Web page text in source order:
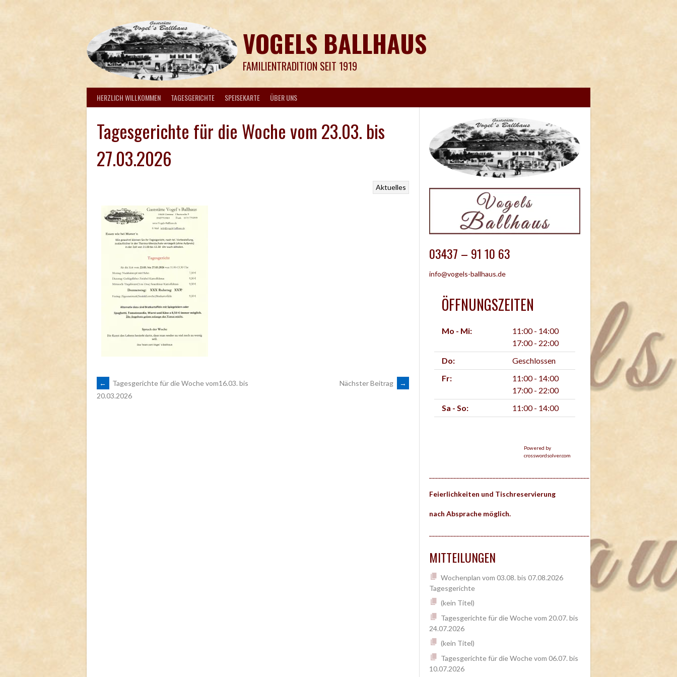
VOGELS BALLHAUS
FAMILIENTRADITION SEIT 1919
HERZLICH WILLKOMMEN TAGESGERICHTE SPEISEKARTE ÜBER UNS
Tagesgerichte für die Woche vom 23.03. bis
27.03.2026
Aktuelles
ARTIKEL-
←
Tagesgerichte für die Woche vom16.03. bis
20.03.2026
Nächster Beitrag →
03437 – 91 10 63
info@vogels-ballhaus.de
ÖFFNUNGSZEITEN
Mo - Mi:
11:00 - 14:00
17:00 - 22:00
Do:
Geschlossen
Fr:
11:00 - 14:00
17:00 - 22:00
Sa - So:
11:00 - 14:00
Powered by
crosswordsolver.com
Feierlichkeiten und Tischreservierung
nach Absprache möglich.
MITTEILUNGEN
Wochenplan vom 03.08. bis 07.08.2026
Tagesgerichte
(kein Titel)
Tagesgerichte für die Woche vom 20.07. bis
24.07.2026
(kein Titel)
Tagesgerichte für die Woche vom 06.07. bis
10.07.2026